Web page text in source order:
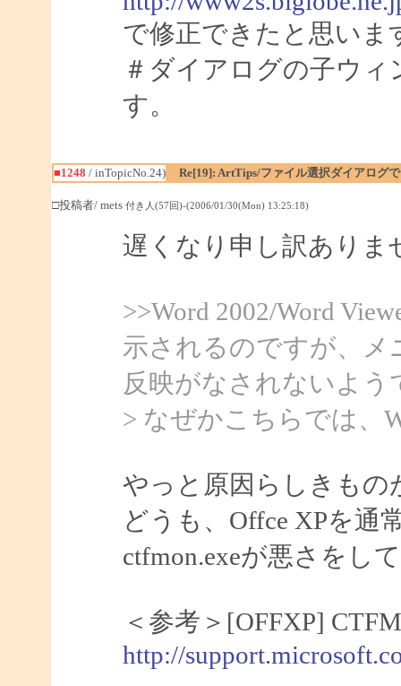
で修正できたと思いま
＃ダイアログの子ウ
す。
■1248 / inTopicNo.24) Re[19]: ArtTips/ファイル選択ダイアログ
□投稿者/ mets 付き人(57回)-(2006/01/30(Mon) 13:25:18)
遅くなり申し訳ありま
>>Word 2002/Word
示されるのですが、メ
反映がなされないよう
> なぜかこちらでは、
やっと原因らしきもの
どうも、Offce XPを通
ctfmon.exeが悪さをし
＜参考＞[OFFXP]
http://